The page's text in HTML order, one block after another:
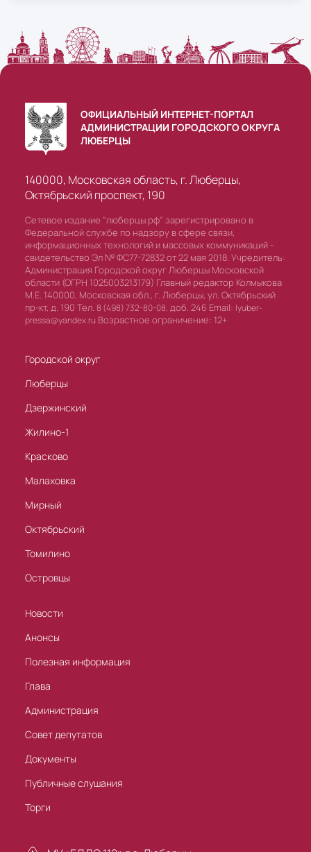
ОФИЦИАЛЬНЫЙ ИНТЕРНЕТ-ПОРТАЛ
АДМИНИСТРАЦИИ ГОРОДСКОГО ОКРУГА
ЛЮБЕРЦЫ
140000, Московская область, г. Люберцы,
Октябрьский проспект, 190
Сетевое издание "люберцы.рф" зарегистрировано в
Федеральной службе по надзору в сфере связи,
информационных технологий и массовых коммуникаций -
свидетельство Эл № ФС77-72832 от 22 мая 2018. Учредитель:
Администрация Городской округ Люберцы Московской
области (ОГРН 1025003213179) Главный редактор Колмыкова
М.Е. 140000, Московская обл., г. Люберцы, ул. Октябрьский
пр-кт, д. 190 Тел. 8 (498) 732-80-08, доб. 246 Email: lyuber-
pressa@yandex.ru Возрастное ограничение: 12+
Городской округ
Люберцы
Дзержинский
Жилино-1
Красково
Малаховка
Мирный
Октябрьский
Томилино
Островцы
Новости
Анонсы
Полезная информация
Глава
Администрация
Совет депутатов
Документы
Публичные слушания
Торги